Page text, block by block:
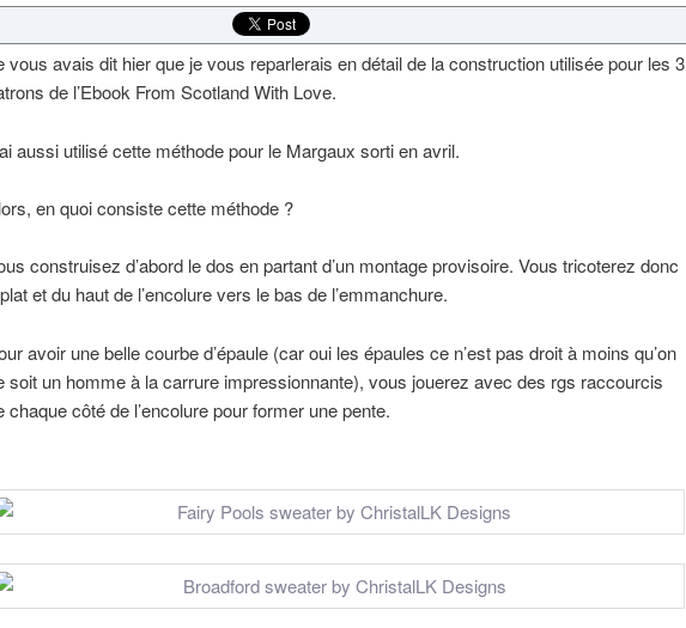
vous avais dit hier que je vous reparlerais en détail de la construction utilisée pour les 3
de l’Ebook From Scotland With Love.
aussi utilisé cette méthode pour le Margaux sorti en avril.
en quoi consiste cette méthode ?
construisez d’abord le dos en partant d’un montage provisoire. Vous tricoterez donc
et du haut de l’encolure vers le bas de l’emmanchure.
avoir une belle courbe d’épaule (car oui les épaules ce n’est pas droit à moins qu’on
soit un homme à la carrure impressionnante), vous jouerez avec des rgs raccourcis
chaque côté de l’encolure pour former une pente.